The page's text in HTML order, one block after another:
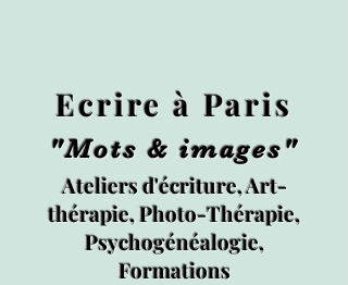
Ecrire à Paris
"Mots & images"
Ateliers d'écriture, Art-
thérapie, Photo-Thérapie,
Psychogénéalogie,
Formations